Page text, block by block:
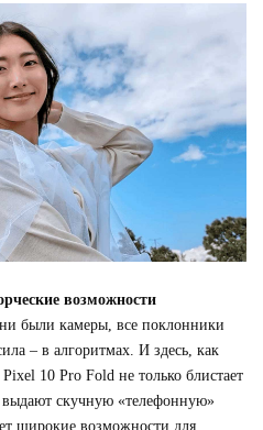
возможности
были камеры, все поклонники
– в алгоритмах. И здесь, как
10 Pro Fold не только блистает
скучную «телефонную»
широкие возможности для